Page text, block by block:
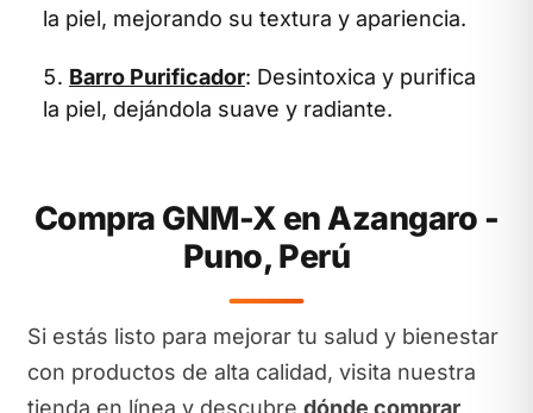
la piel, mejorando su textura y apariencia.
Barro Purificador: Desintoxica y purifica
la piel, dejándola suave y radiante.
Compra GNM-X en Azangaro -
Puno, Perú
Si estás listo para mejorar tu salud y bienestar
con productos de alta calidad, visita nuestra
tienda en línea y descubre dónde comprar